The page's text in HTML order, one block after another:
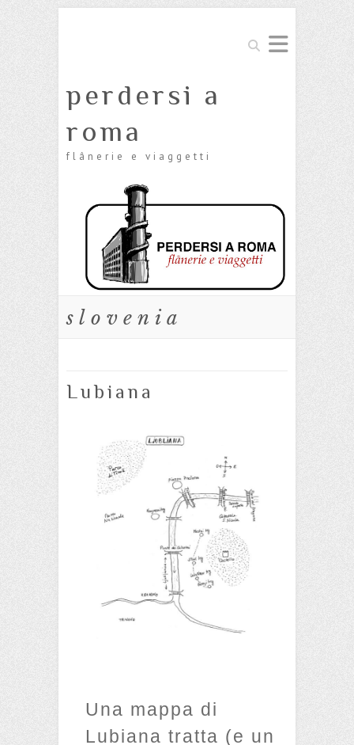
Cerca
perdersi a
roma
flânerie e viaggetti
slovenia
Lubiana
Una mappa di
Lubiana tratta (e un